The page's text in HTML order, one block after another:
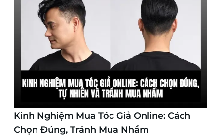
Kinh Nghiệm Mua Tóc Giả Online: Cách
Chọn Đúng, Tránh Mua Nhầm